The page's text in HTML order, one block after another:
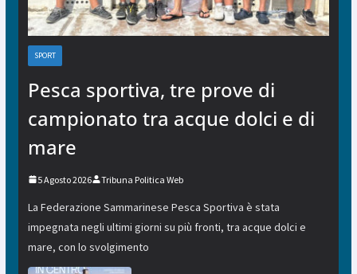
SPORT
Pesca sportiva, tre prove di
campionato tra acque dolci e di
mare
5 Agosto 2026 Tribuna Politica Web
La Federazione Sammarinese Pesca Sportiva è stata
impegnata negli ultimi giorni su più fronti, tra acque dolci e
mare, con lo svolgimento